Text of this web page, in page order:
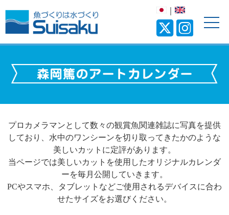
プロカメラマンとして数々の観賞魚関連雑誌に写真を提供
しており、水中のワンシーンを切り取ってきたかのような
美しいカットに定評があります。
当ページでは美しいカットを使用したオリジナルカレンダ
ーを毎月公開していきます。
PCやスマホ、タブレットなどご使用されるデバイスに合わ
せたサイズをお選びください。